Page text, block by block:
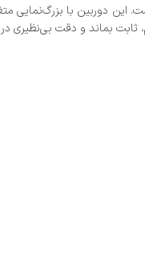
ثابت بماند و دقت بی‌نظیری